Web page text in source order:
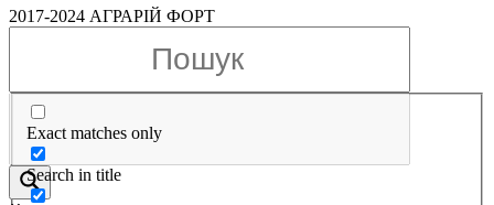
2017-2024 АГРАРІЙ ФОРТ
Exact matches only
Search in title